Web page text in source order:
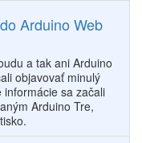
Arduino Web
a tak ani Arduino
objavovať minulý
sa začali
Arduino Tre,